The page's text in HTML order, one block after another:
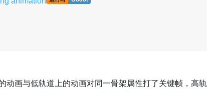
动画与低轨道上的动画对同一骨架属性打了关键帧，高轨